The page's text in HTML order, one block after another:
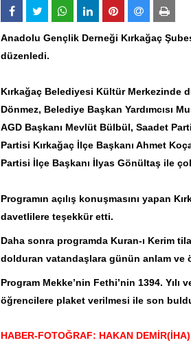
Anadolu Gençlik Derneği Kırkağaç
düzenledi.
Kırkağaç Belediyesi Kültür Merkezinde
Dönmez, Belediye Başkan Yardımcısı
AGD Başkanı Mevlüt Bülbül, Saadet
Partisi Kırkağaç İlçe Başkanı Ahmet
Partisi İlçe Başkanı İlyas Gönültaş ile çok
Programın açılış konuşmasını yapan
davetlilere teşekkür etti.
Daha sonra programda Kuran-ı Kerim
dolduran vatandaşlara günün anlam ve
Program Mekke’nin Fethi’nin 1394.
öğrencilere plaket verilmesi ile son
HABER-FOTOĞRAF: HAKAN DEMİR(İHA)